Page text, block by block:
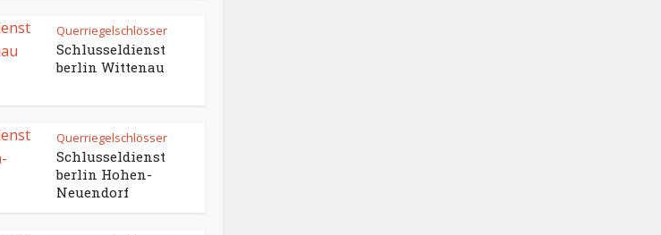
Querriegelschlösser
Schlusseldienst
berlin Wittenau
Querriegelschlösser
Schlusseldienst
berlin Hohen-
Neuendorf